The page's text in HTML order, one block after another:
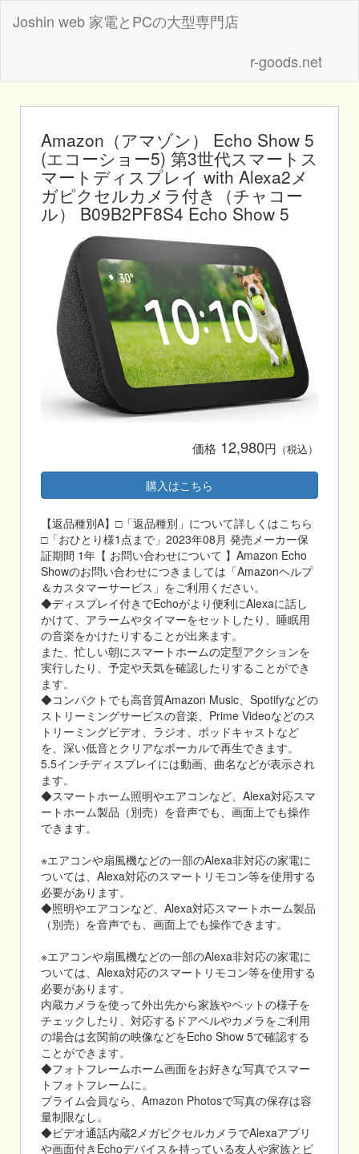
Joshin web 家電とPCの大型専門店
r-goods.net
Amazon（アマゾン） Echo Show 5
(エコーショー5) 第3世代スマートス
マートディスプレイ with Alexa2メ
ガピクセルカメラ付き（チャコー
ル） B09B2PF8S4 Echo Show 5
価格 12,980円 （税込）
購入はこちら
【返品種別A】□「返品種別」について詳しくはこちら
□「おひとり様1点まで」2023年08月 発売メーカー保
証期間 1年【 お問い合わせについて 】Amazon Echo
Showのお問い合わせにつきましては「Amazonヘルプ
＆カスタマーサービス」をご利用ください。
◆ディスプレイ付きでEchoがより便利にAlexaに話し
かけて、アラームやタイマーをセットしたり、睡眠用
の音楽をかけたりすることが出来ます。
また、忙しい朝にスマートホームの定型アクションを
実行したり、予定や天気を確認したりすることができ
ます。
◆コンパクトでも高音質Amazon Music、Spotifyなどの
ストリーミングサービスの音楽、Prime Videoなどのス
トリーミングビデオ、ラジオ、ポッドキャストなど
を、深い低音とクリアなボーカルで再生できます。
5.5インチディスプレイには動画、曲名などが表示され
ます。
◆スマートホーム照明やエアコンなど、Alexa対応スマ
ートホーム製品（別売）を音声でも、画面上でも操作
できます。
※エアコンや扇風機などの一部のAlexa非対応の家電に
ついては、Alexa対応のスマートリモコン等を使用する
必要があります。
◆照明やエアコンなど、Alexa対応スマートホーム製品
（別売）を音声でも、画面上でも操作できます。
※エアコンや扇風機などの一部のAlexa非対応の家電に
ついては、Alexa対応のスマートリモコン等を使用する
必要があります。
内蔵カメラを使って外出先から家族やペットの様子を
チェックしたり、対応するドアベルやカメラをご利用
の場合は玄関前の映像などをEcho Show 5で確認する
ことができます。
◆フォトフレームホーム画面をお好きな写真でスマー
トフォトフレームに。
プライム会員なら、Amazon Photosで写真の保存は容
量制限なし。
◆ビデオ通話内蔵2メガピクセルカメラでAlexaアプリ
や画面付きEchoデバイスを持っている友人や家族とビ